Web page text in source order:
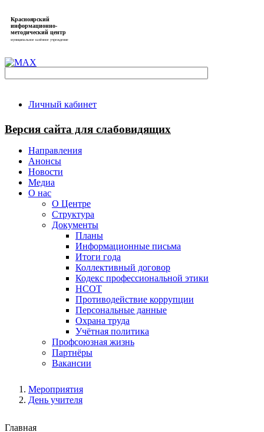
Красноярский
информационно-
методический центр
муниципальное казённое учреждение
Личный кабинет
Версия сайта для слабовидящих
Направления
Анонсы
Новости
Медиа
О нас
О Центре
Структура
Документы
Планы
Информационные письма
Итоги года
Коллективный договор
Кодекс профессиональной этики
НСОТ
Противодействие коррупции
Персональные данные
Охрана труда
Учётная политика
Профсоюзная жизнь
Партнёры
Вакансии
Мероприятия
День учителя
Главная